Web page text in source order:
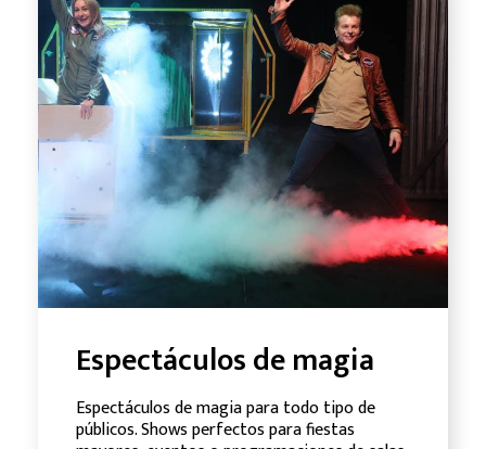
Espectáculos de magia
Espectáculos de magia para todo tipo de
públicos. Shows perfectos para fiestas